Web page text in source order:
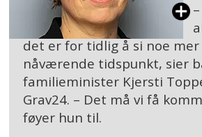
det er for tidlig å si noe
nåværende tidspunkt, sier
familieminister Kjersti
Grav24. – Det må vi få
føyer hun til.